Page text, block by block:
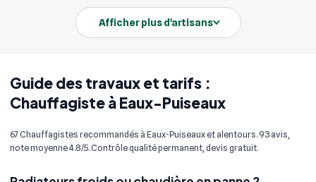
Guide des travaux et tarifs :
Chauffagiste à Eaux-Puiseaux
67 Chauffagistes recommandés à Eaux-Puiseaux et alentours. 93 avis,
note moyenne 4.8/5. Contrôle qualité permanent, devis gratuit.
Afficher plus d'artisans